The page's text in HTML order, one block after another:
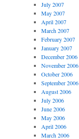
July 2007
May 2007
April 2007
March 2007
February 2007
January 2007
December 2006
November 2006
October 2006
September 2006
August 2006
July 2006
June 2006
May 2006
April 2006
March 2006